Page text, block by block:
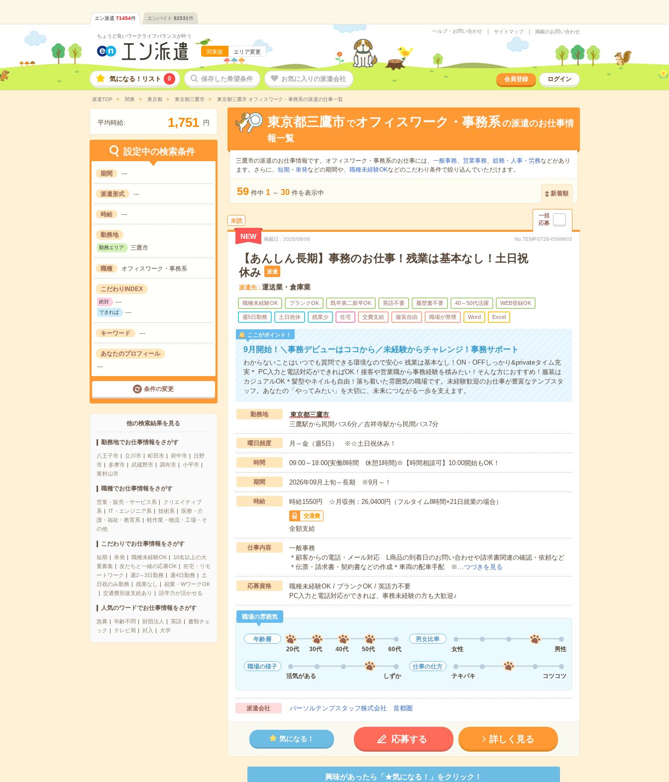
エン派遣 71454件 エンバイト 82531件
ちょうど良いワークライフバランスが叶う
関東版 エリア変更
ヘルプ・お問い合わせ サイトマップ 掲載のお問い合わせ
気になる！リスト 0 保存した希望条件 お気に入りの派遣会社 会員登録 ログイン
派遣TOP 関東 東京都 東京都三鷹市 東京都三鷹市 オフィスワーク・事務系の派遣の仕事一覧
平均時給: 1,751 円
設定中の検索条件
期間 ---
派遣形式 ---
時給 ---
勤務地
勤務エリア 三鷹市
職種 オフィスワーク・事務系
こだわりINDEX
絶対 ---
できれば ---
キーワード ---
あなたのプロフィール
---
条件の変更
他の検索結果を見る
勤務地でお仕事情報をさがす
八王子市 立川市 町田市 府中市
日野
市
多摩市 武蔵野市 調布市
小平市
東村山市
職種でお仕事情報をさがす
営業・販売・サービス系
クリエイティブ
系
IT・エンジニア系 技術系
医療・介
護・福祉・教育系
軽作業・物流・工場・そ
の他
こだわりでお仕事情報をさがす
短期 単発 職種未経験OK
10名以上の大
量募集
友だちと一緒の応募OK
在宅・リモ
ートワーク
週2～3日勤務 週4日勤務
土
日祝のみ勤務
残業なし
副業・WワークOK
交通費別途支給あり
語学力が活かせる
人気のワードでお仕事情報をさがす
急募 年齢不問 財団法人 英語
書類チェ
ック
テレビ局 封入 大学
東京都三鷹市 でオフィスワーク・事務系の派遣のお仕事情
報一覧
三鷹市の派遣のお仕事情報です。オフィスワーク・事務系のお仕事には、 一般事務、 営業事務、 総務・人事・労務などがあり
ます。さらに、 短期 ・ 単発などの期間や、 職種未経験OKなどのこだわり条件で絞り込んでいただけます。
59 件中 1 ～ 30 件を表示中 新着順
未読
一括
応募
NEW 掲載日 2026/08/06 No.TEMPGT26-0599603
【あんしん長期】事務のお仕事！残業は基本なし！土日祝
休み
派遣
派遣先 運送業・倉庫業
職種未経験OK ブランクOK 既卒第二新卒OK 英語不要 履歴書不要 40～50代活躍 WEB登録OK
週5日勤務 土日祝休 残業少 住宅 交費支給 服装自由 職場が禁煙 Word Excel
ここがポイント！
9月開始！＼事務デビューはココから／未経験からチャレンジ！事務サポート
わからないことはいつでも質問できる環境なので安心○ 残業は基本なし！ON・OFFしっかり&privateタイム充
実＊ PC入力と電話対応ができればOK！接客や営業職から事務経験を積みたい！そんな方におすすめ！服装は
カジュアルOK＊髪型やネイルも自由！落ち着いた雰囲気の職場です。未経験歓迎のお仕事が豊富なテンプスタ
ッフ。あなたの「やってみたい」を大切に、未来につながる一歩を支えます。
勤務地
東京都三鷹市
三鷹駅から民間バス6分／吉祥寺駅から民間バス7分
曜日頻度 月～金（週5日） ※☆土日祝休み！
時間 09:00～18:00(実働8時間 休憩1時間)※【時間相談可】10:00開始もOK！
期間 2026年09月上旬～長期 ※9月～！
時給 時給1550円 ☆月収例：26,0400円（フルタイム8時間×21日就業の場合）
交通費
全額支給
仕事内容
一般事務
＊顧客からの電話・メール対応 L商品の到着日のお問い合わせや請求書関連の確認・依頼など
＊伝票・請求書・契約書などの作成＊車両の配車手配 ※…つづきを見る
応募資格
職種未経験OK / ブランクOK / 英語力不要
PC入力と電話対応ができれば、事務未経験の方も大歓迎♪
職場の雰囲気
年齢層
20代
30代 40代 50代 60代
男女比率
女性
男性
職場の様子
活気がある
しずか
仕事の仕方
テキパキ
コツコツ
派遣会社 パーソルテンプスタッフ株式会社 首都圏
気になる！ 応募する 詳しく見る
興味があったら「★気になる！」をクリック！